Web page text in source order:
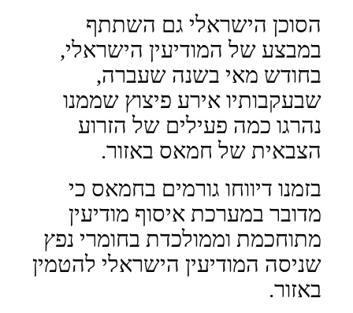
הסוכן הישראלי גם השתתף
במבצע של המודיעין הישראלי,
בחודש מאי בשנה שעברה,
שבעקבותיו אירע פיצוץ שממנו
נהרגו כמה פעילים של הזרוע
הצבאית של חמאס באזור.
בזמנו דיווחו גורמים בחמאס כי
מדובר במערכת איסוף מודיעין
מתוחכמת וממולכדת בחומרי נפץ
שניסה המודיעין הישראלי להטמין
באזור.